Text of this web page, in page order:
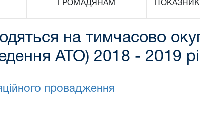
ГРОМАДЯНАМ
на тимчасово
АТО) 2018 - 2019
провадження